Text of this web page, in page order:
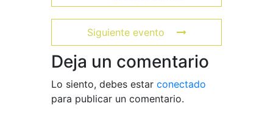
Siguiente evento
Deja un comentario
Lo siento, debes estar conectado
para publicar un comentario.